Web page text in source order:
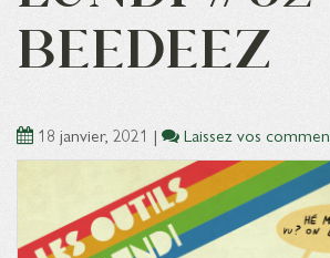
BEEDEEZ
18 janvier, 2021 | Laissez vos